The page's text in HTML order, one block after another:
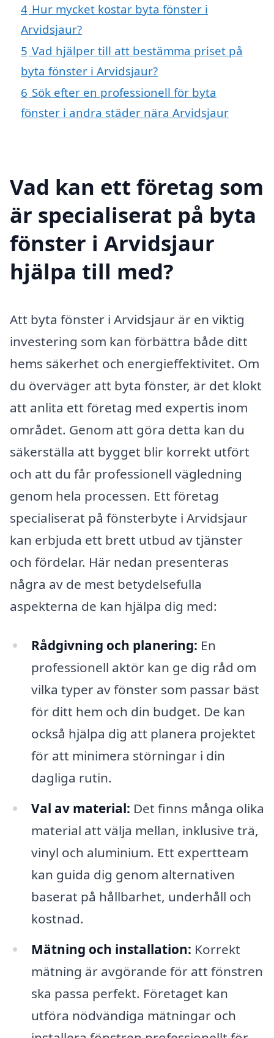
4 Hur mycket kostar byta fönster i
Arvidsjaur?
5 Vad hjälper till att bestämma priset på
byta fönster i Arvidsjaur?
6 Sök efter en professionell för byta
fönster i andra städer nära Arvidsjaur
Vad kan ett företag som
är specialiserat på byta
fönster i Arvidsjaur
hjälpa till med?
Att byta fönster i Arvidsjaur är en viktig
investering som kan förbättra både ditt
hems säkerhet och energieffektivitet. Om
du överväger att byta fönster, är det klokt
att anlita ett företag med expertis inom
området. Genom att göra detta kan du
säkerställa att bygget blir korrekt utfört
och att du får professionell vägledning
genom hela processen. Ett företag
specialiserat på fönsterbyte i Arvidsjaur
kan erbjuda ett brett utbud av tjänster
och fördelar. Här nedan presenteras
några av de mest betydelsefulla
aspekterna de kan hjälpa dig med:
Rådgivning och planering: En
professionell aktör kan ge dig råd om
vilka typer av fönster som passar bäst
för ditt hem och din budget. De kan
också hjälpa dig att planera projektet
för att minimera störningar i din
dagliga rutin.
Val av material: Det finns många olika
material att välja mellan, inklusive trä,
vinyl och aluminium. Ett expertteam
kan guida dig genom alternativen
baserat på hållbarhet, underhåll och
kostnad.
Mätning och installation: Korrekt
mätning är avgörande för att fönstren
ska passa perfekt. Företaget kan
utföra nödvändiga mätningar och